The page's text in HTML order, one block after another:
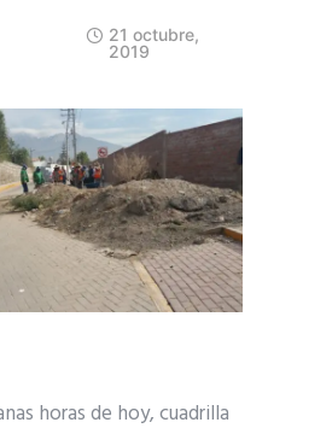
21 octubre,
2019
horas de hoy, cuadrilla